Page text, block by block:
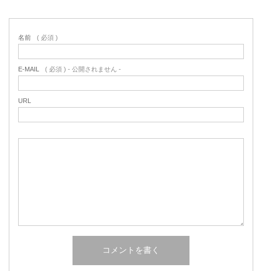
名前 ( 必須 )
E-MAIL ( 必須 ) - 公開されません -
URL